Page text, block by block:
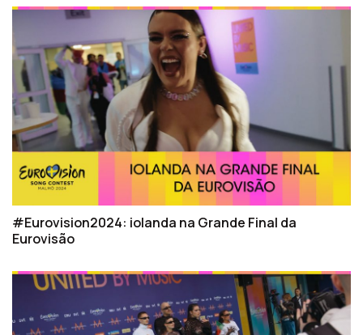
#Eurovision2024: iolanda na Grande Final da
Eurovisão